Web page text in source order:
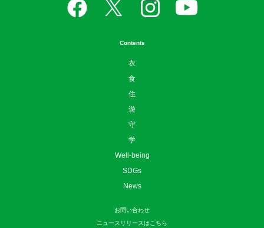
Contents
衣
食
住
遊
守
学
Well-being
SDGs
News
お問い合わせ
ニュースリリースはこちら